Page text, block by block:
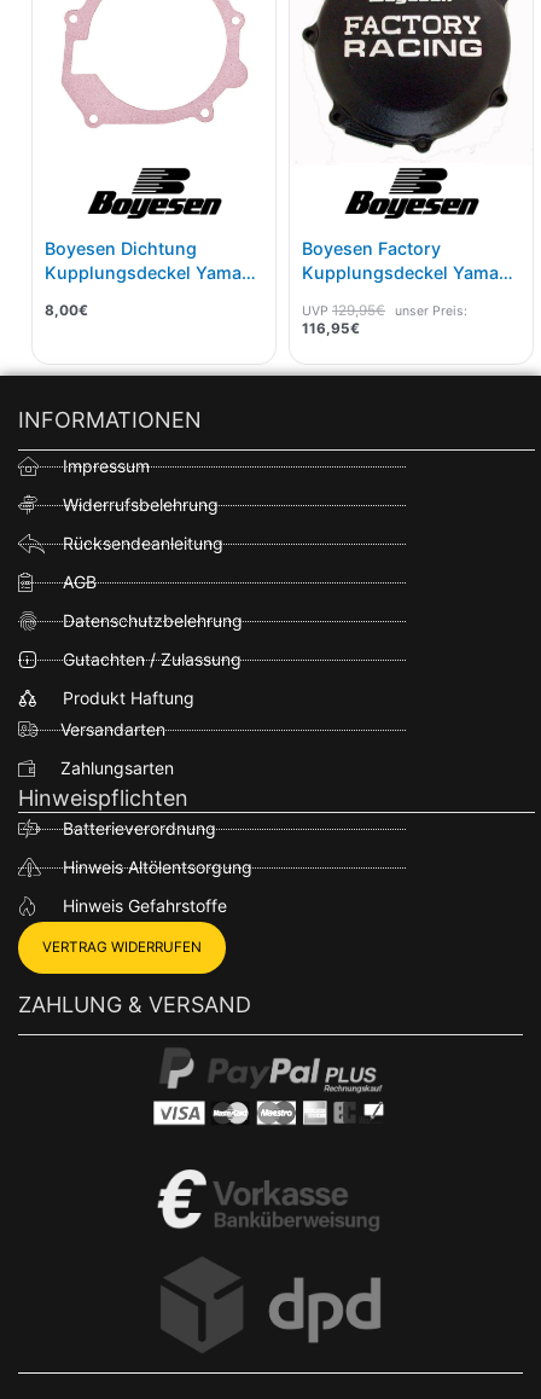
Boyesen Dichtung
Kupplungsdeckel Yamaha
8,00€
Boyesen Factory
Kupplungsdeckel Yamaha
UVP 129,95€ unser Preis:
116,95€
INFORMATIONEN
Impressum
Widerrufsbelehrung
Rücksendeanleitung
AGB
Datenschutzbelehrung
Gutachten / Zulassung
Produkt Haftung
Versandarten
Zahlungsarten
Hinweispflichten
Batterieverordnung
Hinweis Altölentsorgung
Hinweis Gefahrstoffe
VERTRAG WIDERRUFEN
ZAHLUNG & VERSAND